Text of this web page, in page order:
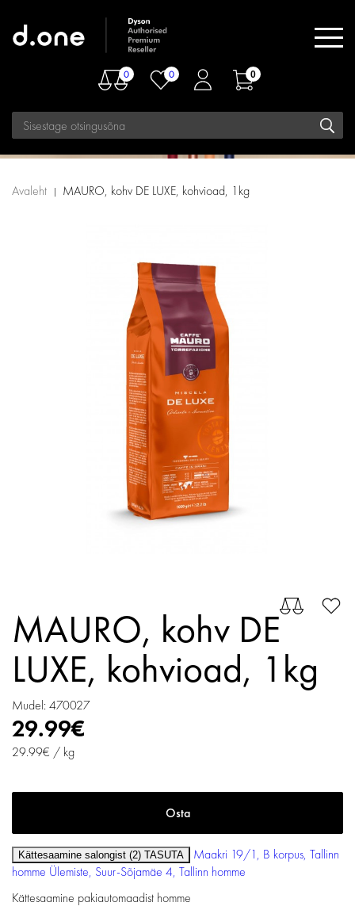
0 0 0
Avaleht MAURO, kohv DE LUXE, kohvioad, 1kg
MAURO, kohv DE
LUXE, kohvioad, 1kg
Mudel: 470027
29.99€
29.99€ / kg
Kättesaamine salongist (2) TASUTA
Maakri 19/1, B korpus, Tallinn
homme Ülemiste, Suur-Sõjamäe 4, Tallinn homme
Kättesaamine pakiautomaadist homme